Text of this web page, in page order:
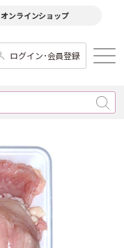
オンラインショップ
ログイン･会員登録